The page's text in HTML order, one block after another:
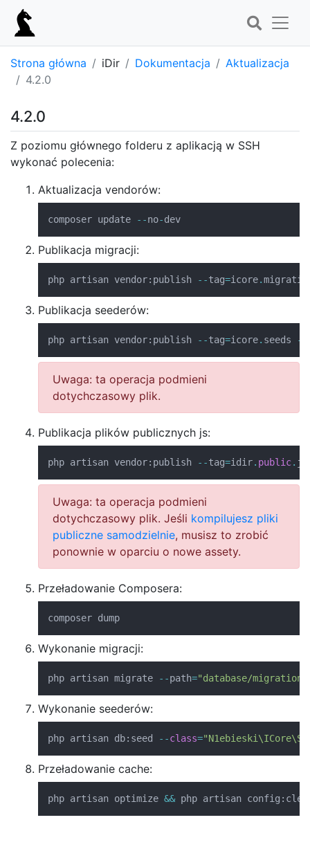
Strona główna iDir Dokumentacja
Aktualizacja
4.2.0
4.2.0
Z poziomu głównego folderu z aplikacją w SSH
wykonać polecenia:
Aktualizacja vendorów:
composer update --no-dev
Publikacja migracji:
php artisan vendor: publish --tag=icore.
Publikacja seederów:
php artisan vendor: publish --tag=icore. seeds --
Uwaga: ta operacja podmieni
dotychczasowy plik.
Publikacja plików publicznych js:
php artisan vendor: publish --tag=idir. public.
Uwaga: ta operacja podmieni
dotychczasowy plik. Jeśli kompilujesz pliki
publiczne samodzielnie, musisz to zrobić
ponownie w oparciu o nowe assety.
Przeładowanie Composera:
composer dump
Wykonanie migracji:
php artisan migrate --path="database/
Wykonanie seederów:
php artisan db: seed --class=
Przeładowanie cache:
php artisan optimize && php artisan config :